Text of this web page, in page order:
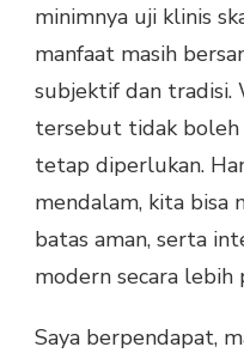
minimnya uji klinis
manfaat masih
subjektif dan tradisi.
tersebut tidak boleh
tetap diperlukan.
mendalam, kita bisa
batas aman, serta
modern secara lebih
Saya berpendapat,